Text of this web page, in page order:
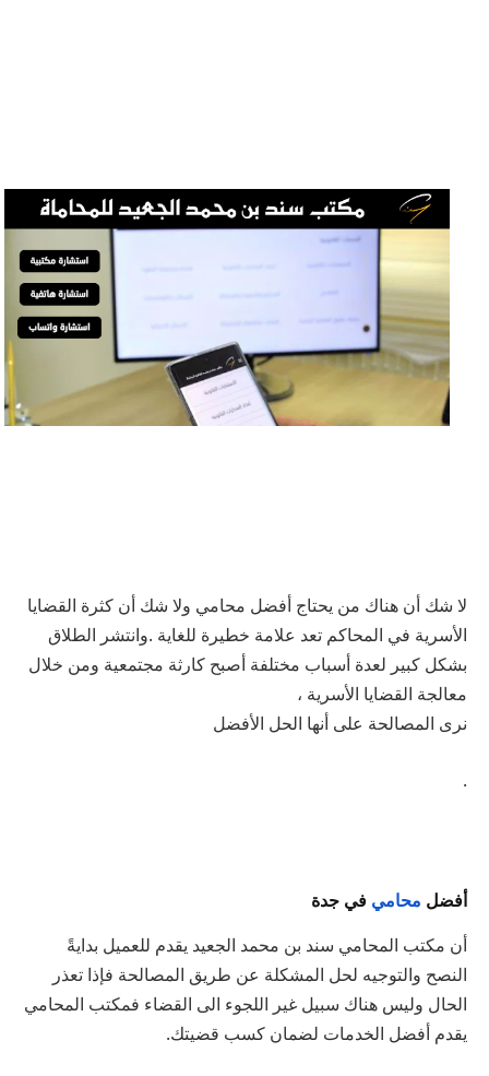
لا شك أن هناك من يحتاج أفضل محامي ولا شك أن كثرة القضايا
الأسرية في المحاكم تعد علامة خطيرة للغاية .وانتشر الطلاق
بشكل كبير لعدة أسباب مختلفة أصبح كارثة مجتمعية ومن خلال
معالجة القضايا الأسرية ،
نرى المصالحة على أنها الحل الأفضل
.
أفضل محامي في جدة
أن مكتب المحامي سند بن محمد الجعيد يقدم للعميل بدايةً
النصح والتوجيه لحل المشكلة عن طريق المصالحة فإذا تعذر
الحال وليس هناك سبيل غير اللجوء الى القضاء فمكتب المحامي
يقدم أفضل الخدمات لضمان كسب قضيتك.